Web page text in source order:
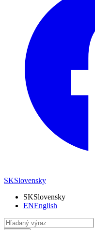
SKSlovensky
SKSlovensky
ENEnglish